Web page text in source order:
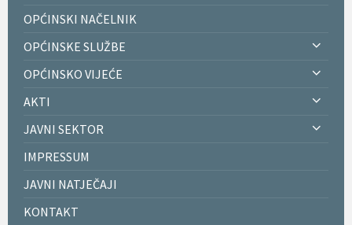
OPĆINSKI NAČELNIK
OPĆINSKE SLUŽBE
OPĆINSKO VIJEĆE
AKTI
JAVNI SEKTOR
IMPRESSUM
JAVNI NATJEČAJI
KONTAKT